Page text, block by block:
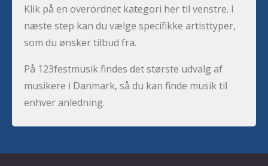
Klik på en overordnet kategori her til venstre. I
næste step kan du vælge specifikke artisttyper,
som du ønsker tilbud fra.
På 123festmusik findes det største udvalg af
musikere i Danmark, så du kan finde musik til
enhver anledning.